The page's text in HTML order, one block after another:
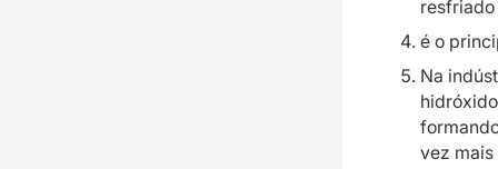
é o
Na
vez